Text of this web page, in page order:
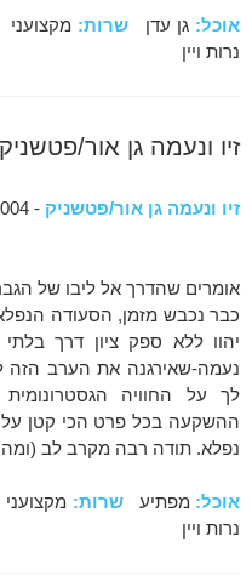
אוכל: גן עדן שרות:
נרות ויין
זיו ונעמה גן אור/פטשניק
זיו ונעמה גן אור/פטשניק - 28/11/2004
אומרים שהדרך אל ליבו של
כבר נכבש מזמן, הסעודה
יהוו ללא ספק ציון דרך
נעמה-שאירגנה את הערב הזה
לך על החוויה
ההשקעה בכל פרט הכי קטן
נפלא. תודה רבה מקרב לב
אוכל: מפתיעשרות:
נרות ויין